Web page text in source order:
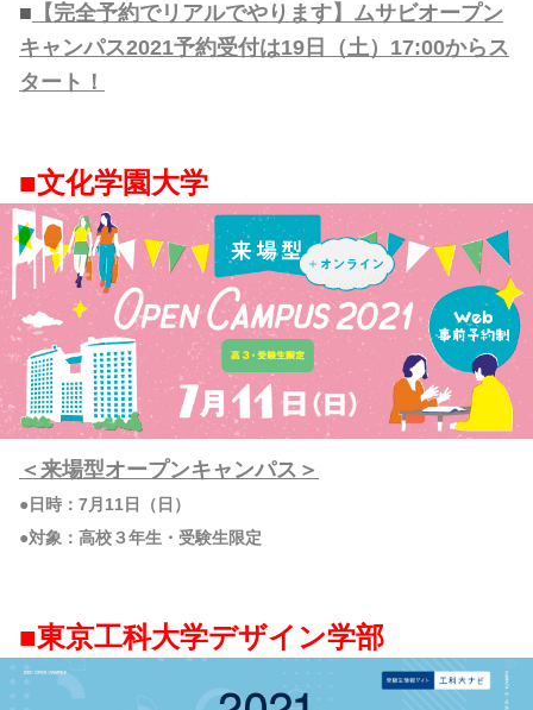
■ 【完全予約でリアルでやります】ムサビオープン
キャンパス2021予約受付は19日（土）17:00からス
タート！
■文化学園大学
＜来場型オープンキャンパス＞
●日時：7月11日（日）
●対象：高校３年生・受験生限定
■東京工科大学デザイン学部